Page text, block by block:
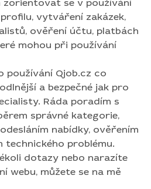
tak pro specialisty.
profilu, výběrem
zakázky, odesláním
nebo řešením
Pokud budete mít jakékoli
potíže při používání
obrátit. Pokusím se vám
a pomoci najít řešení co
zorientovat se v používání
vytváření zakázek,
ověření účtu, platbách
mohou při používání
používání Qjob.cz co
a bezpečné jak pro
Ráda poradím s
správné kategorie,
nabídky, ověřením
technického problému.
dotazy nebo narazíte
webu, můžete se na mě